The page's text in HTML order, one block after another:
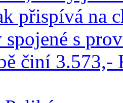
přispívá na
s
činí 3.573,-